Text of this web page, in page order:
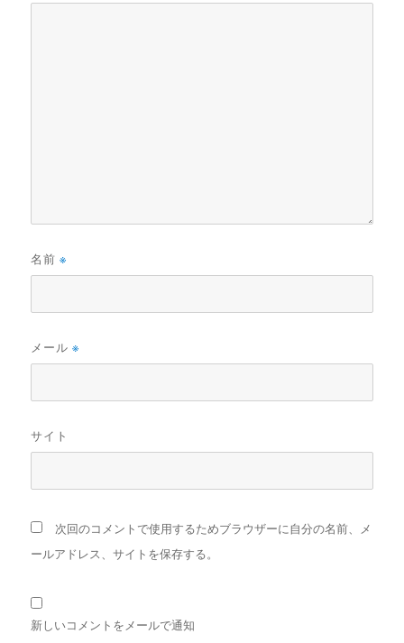
名前※
メール※
サイト
次回のコメントで使用するためブラウザーに自分の名前、メ
ールアドレス、サイトを保存する。
新しいコメントをメールで通知